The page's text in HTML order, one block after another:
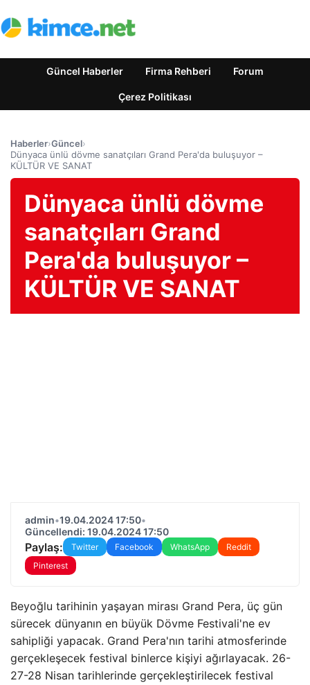
Güncel Haberler Firma Rehberi Forum
Çerez Politikası
Haberler›Güncel›
Dünyaca ünlü dövme sanatçıları Grand Pera'da buluşuyor –
KÜLTÜR VE SANAT
Dünyaca ünlü dövme
sanatçıları Grand
Pera'da buluşuyor –
KÜLTÜR VE SANAT
admin•19.04.2024 17:50•
Güncellendi: 19.04.2024 17:50
Paylaş: Twitter Facebook WhatsApp
Reddit
Pinterest
Beyoğlu tarihinin yaşayan mirası Grand Pera, üç gün
sürecek dünyanın en büyük Dövme Festivali'ne ev
sahipliği yapacak. Grand Pera'nın tarihi atmosferinde
gerçekleşecek festival binlerce kişiyi ağırlayacak. 26-
27-28 Nisan tarihlerinde gerçekleştirilecek festival